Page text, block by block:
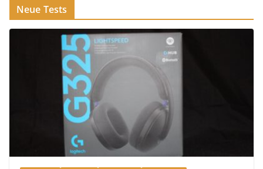
Neue Tests